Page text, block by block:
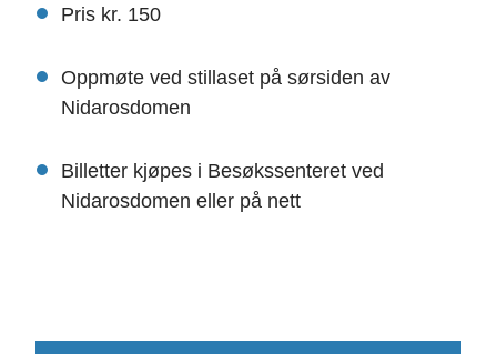
Pris kr. 150
Oppmøte ved stillaset på sørsiden av
Nidarosdomen
Billetter kjøpes i Besøkssenteret ved
Nidarosdomen eller på nett